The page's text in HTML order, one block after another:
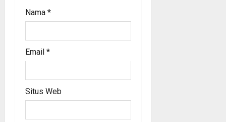
Nama *
Email *
Situs Web